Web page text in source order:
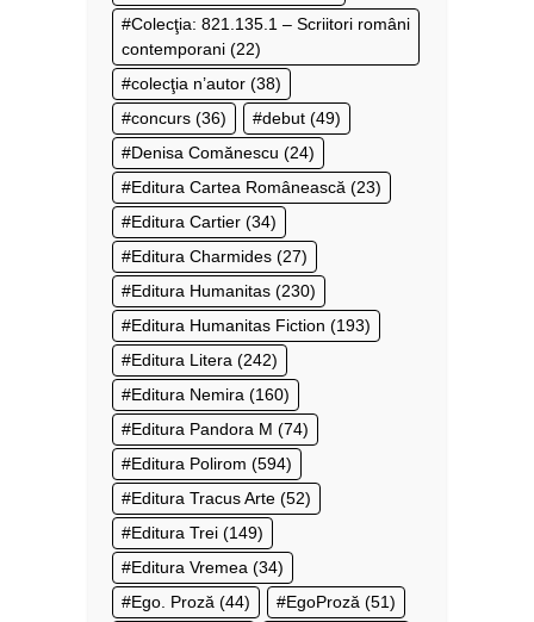
Colecţia: 821.135.1 – Scriitori români
contemporani (22)
colecţia n’autor (38)
concurs (36) debut (49)
Denisa Comănescu (24)
Editura Cartea Românească (23)
Editura Cartier (34)
Editura Charmides (27)
Editura Humanitas (230)
Editura Humanitas Fiction (193)
Editura Litera (242)
Editura Nemira (160)
Editura Pandora M (74)
Editura Polirom (594)
Editura Tracus Arte (52)
Editura Trei (149)
Editura Vremea (34)
Ego. Proză (44) EgoProză (51)